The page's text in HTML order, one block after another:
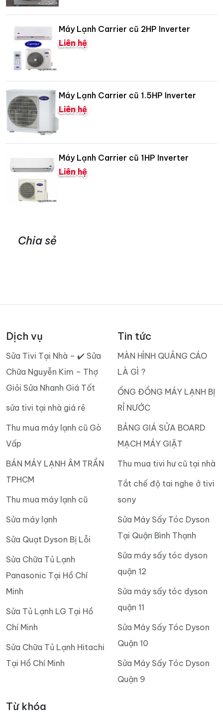
Máy Lạnh Carrier cũ 2HP Inverter
Liên hệ
Máy Lạnh Carrier cũ 1.5HP Inverter
Liên hệ
Máy Lạnh Carrier cũ 1HP Inverter
Liên hệ
Chia sẻ
Dịch vụ
Sửa Tivi Tại Nhà – ✔️ Sửa
Chữa Nguyễn Kim – Thợ
Giỏi Sửa Nhanh Giá Tốt
sửa tivi tại nhà giá rẻ
Thu mua máy lạnh cũ Gò
Vấp
BÁN MÁY LẠNH ÂM TRẦN
TPHCM
Thu mua máy lạnh cũ
Sửa máy lạnh
Sửa Quạt Dyson Bị Lỗi
Sửa Chữa Tủ Lạnh
Panasonic Tại Hồ Chí
Minh
Sửa Tủ Lạnh LG Tại Hồ
Chí Minh
Sửa Chữa Tủ Lạnh Hitachi
Tại Hồ Chí Minh
Tin tức
MÀN HÌNH QUẢNG CÁO
LÀ GÌ ?
ỐNG ĐỒNG MÁY LẠNH BỊ
RỈ NƯỚC
BẢNG GIÁ SỬA BOARD
MẠCH MÁY GIẶT
Thu mua tivi hư cũ tại nhà
Tắt chế độ tai nghe ở tivi
sony
Sửa Máy Sấy Tóc Dyson
Tại Quận Bình Thạnh
Sửa máy sấy tóc dyson
quận 12
Sửa máy sấy tóc dyson
quận 11
Sửa Máy Sấy Tóc Dyson
Quận 10
Sửa Máy Sấy Tóc Dyson
Quận 9
Từ khóa